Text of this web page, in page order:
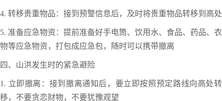
4. 转移贵重物品：接到预警信息后，及时将贵重物品转移到高处
5. 准备应急物资：提前准备好手电筒、饮用水、食品、药品、衣
物等应急物资，打包成应急包，随时可以携带撤离
四、山洪发生时的紧急避险
1. 立即撤离：接到撤离通知后，要立即按照预定路线向高处转
移，不要贪恋财物，不要犹豫观望